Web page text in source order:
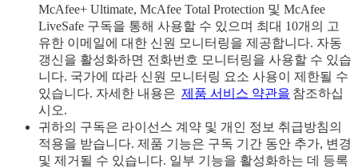
McAfee+ Ultimate, McAfee Total Protection 및 McAfee
LiveSafe 구독을 통해 사용할 수 있으며 최대 10개의 고
유한 이메일에 대한 신원 모니터링을 제공합니다. 자동
갱신을 활성화하면 전화번호 모니터링을 사용할 수 있습
니다. 국가에 따라 신원 모니터링 요소 사용이 제한될 수
있습니다. 자세한 내용은 제품 서비스 약관을 참조하십
시오.
귀하의 구독은 라이선스 계약 및 개인 정보 취급방침의
적용을 받습니다. 제품 기능은 구독 기간 동안 추가, 변경
및 제거될 수 있습니다. 일부 기능을 활성화하는 데 등록